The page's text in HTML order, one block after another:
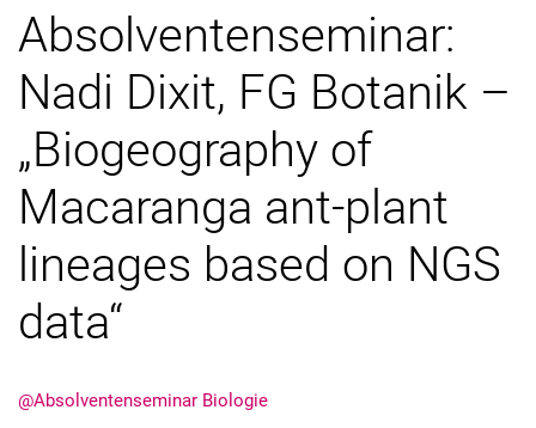
Absolventenseminar:
Nadi Dixit, FG Botanik –
„Biogeography of
Macaranga ant-plant
lineages based on NGS
data“
@Absolventenseminar Biologie